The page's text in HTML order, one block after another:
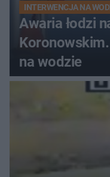
INTERWENCJA NA
Awaria łodzi
na wodzie